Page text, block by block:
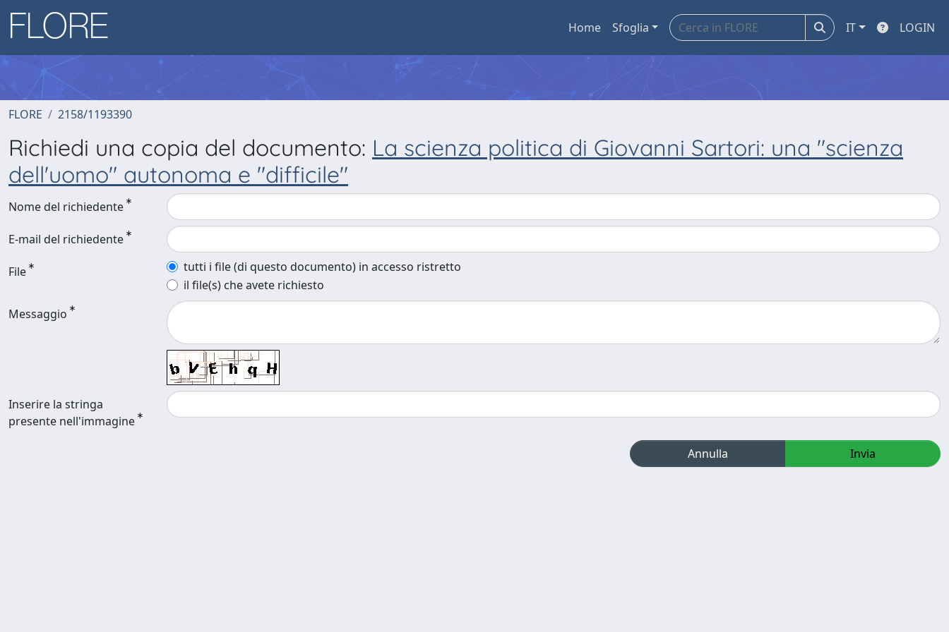
Home Sfoglia IT LOGIN
FLORE 2158/1193390
Richiedi una copia del documento: La scienza politica di Giovanni Sartori: una "scienza
dell'uomo" autonoma e "difficile"
Nome del richiedente
E-mail del richiedente
File
tutti i file (di questo documento) in accesso ristretto
il file(s) che avete richiesto
Messaggio
Inserire la stringa
presente nell'immagine
Annulla Invia